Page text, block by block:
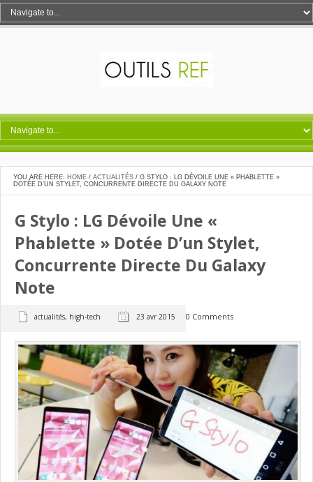
YOU ARE HERE: HOME / ACTUALITÉS / G STYLO : LG DÉVOILE UNE « PHABLETTE »
DOTÉE D’UN STYLET, CONCURRENTE DIRECTE DU GALAXY NOTE
G Stylo : LG Dévoile Une «
Phablette » Dotée D’un Stylet,
Concurrente Directe Du Galaxy
Note
actualités, high-tech 23 avr 2015 0 Comments